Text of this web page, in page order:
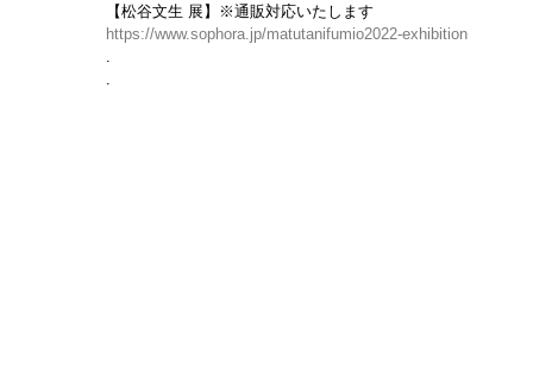
【松谷文生 展】※通販対応いたします
https://www.sophora.jp/matutanifumio2022-exhibition
.
.